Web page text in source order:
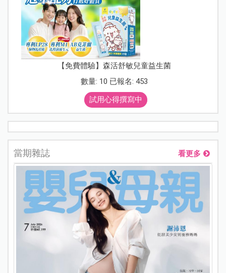
【免費體驗】森活舒敏兒童益生菌
數量: 10 已報名: 453
試用心得撰寫中
當期雜誌 看更多